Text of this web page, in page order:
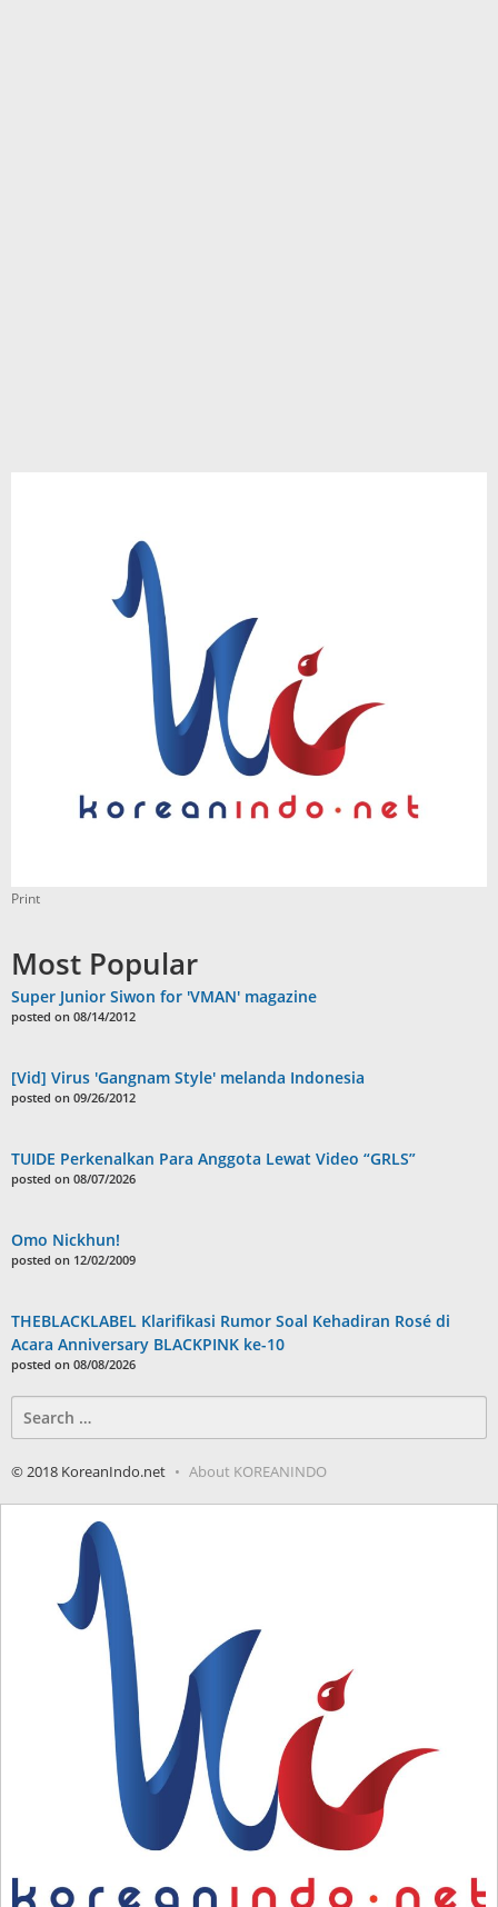
Print
Most Popular
Super Junior Siwon for 'VMAN' magazine
posted on 08/14/2012
[Vid] Virus 'Gangnam Style' melanda Indonesia
posted on 09/26/2012
TUIDE Perkenalkan Para Anggota Lewat Video “GRLS”
posted on 08/07/2026
Omo Nickhun!
posted on 12/02/2009
THEBLACKLABEL Klarifikasi Rumor Soal Kehadiran Rosé di
Acara Anniversary BLACKPINK ke-10
posted on 08/08/2026
for:
© 2018 KoreanIndo.net About KOREANINDO